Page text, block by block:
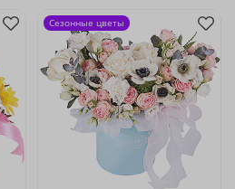
Сезонные цветы